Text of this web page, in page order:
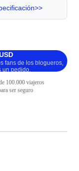
fans de los blogueros,
un pedido.
100.000 viajeros
ser seguro